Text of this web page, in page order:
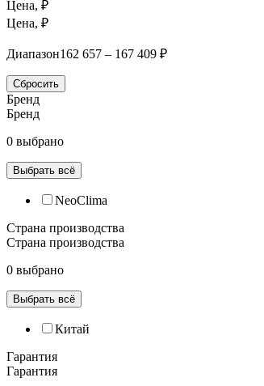
Цена, ₽
Цена, ₽
Диапазон162 657 – 167 409 ₽
Сбросить
Бренд
Бренд
0 выбрано
Выбрать всё
NeoClima
Страна производства
Страна производства
0 выбрано
Выбрать всё
Китай
Гарантия
Гарантия